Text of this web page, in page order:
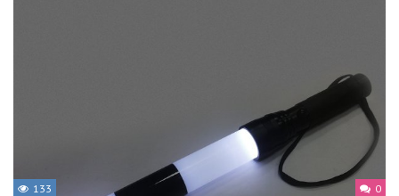
133 0